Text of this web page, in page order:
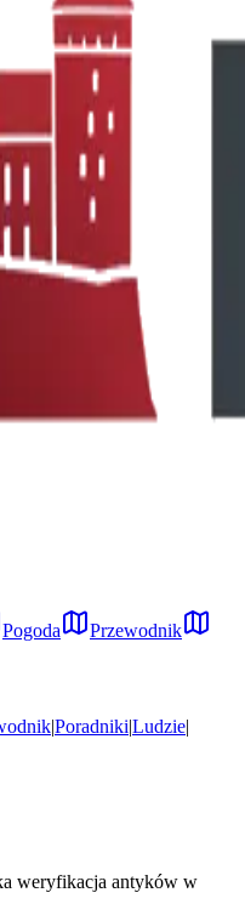
Pogoda
Przewodnik
|Poradniki|Ludzie|
weryfikacja antyków w